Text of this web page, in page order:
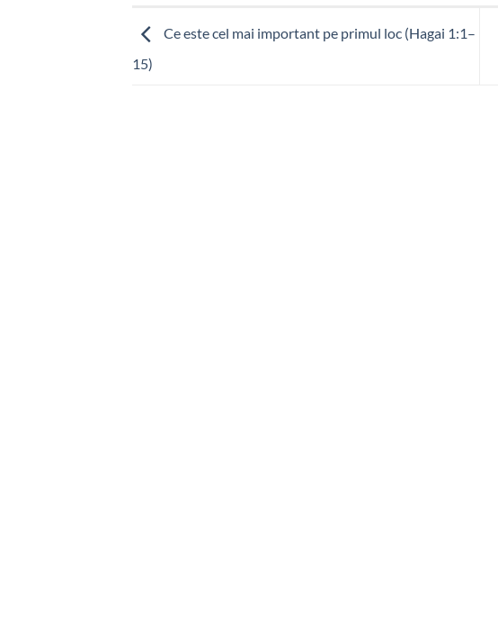
Ce este cel mai important pe primul loc (Hagai 1:1–
15)